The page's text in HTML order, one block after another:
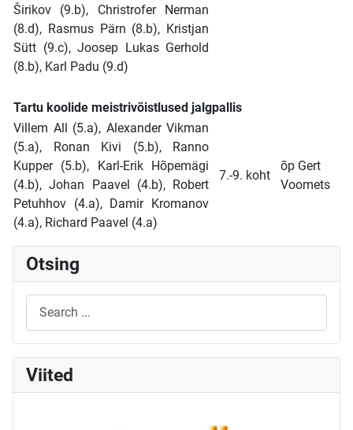
Širikov (9.b), Christrofer Nerman
(8.d), Rasmus Pärn (8.b), Kristjan
Sütt (9.c), Joosep Lukas Gerhold
(8.b), Karl Padu (9.d)
Tartu koolide meistrivõistlused jalgpallis
Villem All (5.a), Alexander Vikman
(5.a), Ronan Kivi (5.b), Ranno
Kupper (5.b), Karl-Erik Hõpemägi
(4.b), Johan Paavel (4.b), Robert
Petuhhov (4.a), Damir Kromanov
(4.a), Richard Paavel (4.a)
7.-9. koht
õp Gert
Voomets
Otsing
Viited